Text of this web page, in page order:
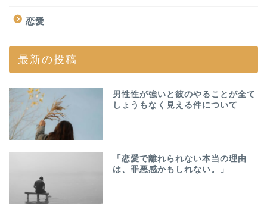
恋愛
最新の投稿
男性性が強いと彼のやることが全て
しょうもなく見える件について
「恋愛で離れられない本当の理由
は、罪悪感かもしれない。」